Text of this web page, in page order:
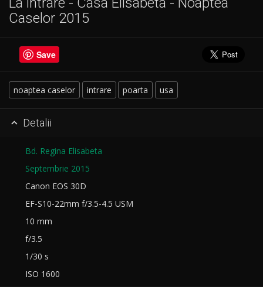
Caselor 2015
Save
noaptea caselor intrare poarta usa
 Detalii
Bd. Regina Elisabeta
Septembrie 2015
Canon EOS 30D
EF-S10-22mm f/3.5-4.5 USM
10 mm
f/3.5
1/30 s
ISO 1600